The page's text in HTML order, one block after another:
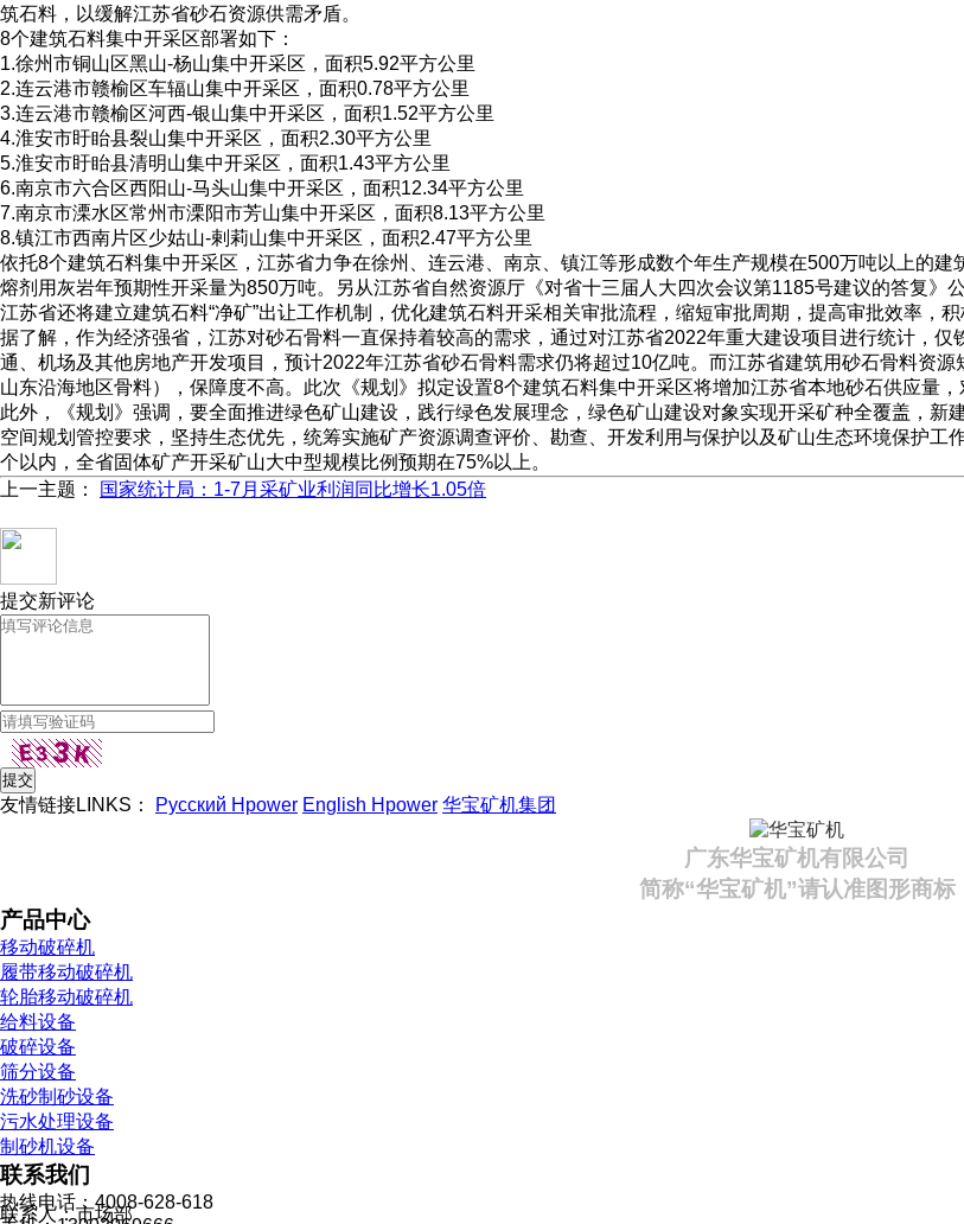
筑石料，以缓解江苏省砂石资源供需矛盾。
8个建筑石料集中开采区部署如下：
1.徐州市铜山区黑山-杨山集中开采区，面积5.92平方公里
2.连云港市赣榆区车辐山集中开采区，面积0.78平方公里
3.连云港市赣榆区河西-银山集中开采区，面积1.52平方公里
4.淮安市盱眙县裂山集中开采区，面积2.30平方公里
5.淮安市盱眙县清明山集中开采区，面积1.43平方公里
6.南京市六合区西阳山-马头山集中开采区，面积12.34平方公里
7.南京市溧水区常州市溧阳市芳山集中开采区，面积8.13平方公里
8.镇江市西南片区少姑山-剌莉山集中开采区，面积2.47平方公里
依托8个建筑石料集中开采区，江苏省力争在徐州、连云港、南京、镇江等形成数个年生产规模在500万吨以上的
熔剂用灰岩年预期性开采量为850万吨。另从江苏省自然资源厅《对省十三届人大四次会议第1185号建议的答复》
江苏省还将建立建筑石料“净矿”出让工作机制，优化建筑石料开采相关审批流程，缩短审批周期，提高审批效率，
据了解，作为经济强省，江苏对砂石骨料一直保持着较高的需求，通过对江苏省2022年重大建设项目进行统计，
通、机场及其他房地产开发项目，预计2022年江苏省砂石骨料需求仍将超过10亿吨。而江苏省建筑用砂石骨料资
山东沿海地区骨料），保障度不高。此次《规划》拟定设置8个建筑石料集中开采区将增加江苏省本地砂石供应量，
此外，《规划》强调，要全面推进绿色矿山建设，践行绿色发展理念，绿色矿山建设对象实现开采矿种全覆盖，
空间规划管控要求，坚持生态优先，统筹实施矿产资源调查评价、勘查、开发利用与保护以及矿山生态环境保护
个以内，全省固体矿产开采矿山大中型规模比例预期在75%以上。
上一主题：
国家统计局：1-7月采矿业利润同比增长1.05倍
提交新评论
友情链接LINKS： Русский Hpower English Hpower 华宝矿机集团
广东华宝矿机有限公司
简称“华宝矿机”请认准图形商标
产品中心
移动破碎机
履带移动破碎机
轮胎移动破碎机
给料设备
破碎设备
筛分设备
洗砂制砂设备
污水处理设备
制砂机设备
联系我们
热线电话：4008-628-618
联系人：市场部